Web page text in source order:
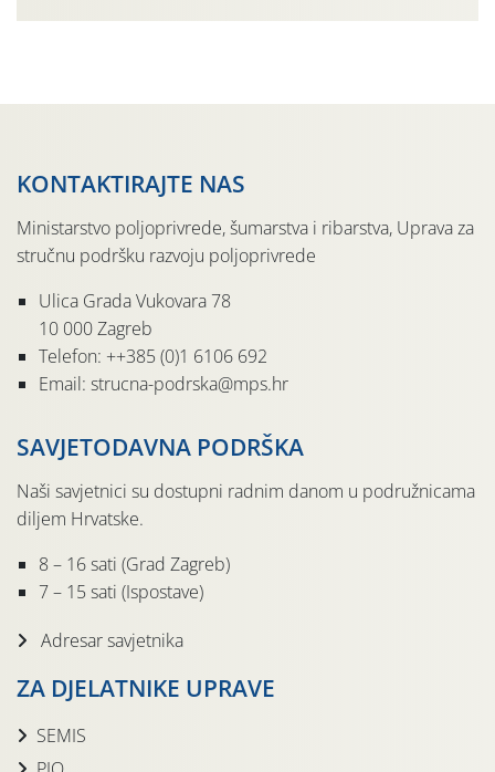
KONTAKTIRAJTE NAS
Ministarstvo poljoprivrede, šumarstva i ribarstva, Uprava za
stručnu podršku razvoju poljoprivrede
Ulica Grada Vukovara 78
10 000 Zagreb
Telefon: ++385 (0)1 6106 692
Email: strucna-podrska@mps.hr
SAVJETODAVNA PODRŠKA
Naši savjetnici su dostupni radnim danom u podružnicama
diljem Hrvatske.
8 – 16 sati (Grad Zagreb)
7 – 15 sati (Ispostave)
Adresar savjetnika
ZA DJELATNIKE UPRAVE
SEMIS